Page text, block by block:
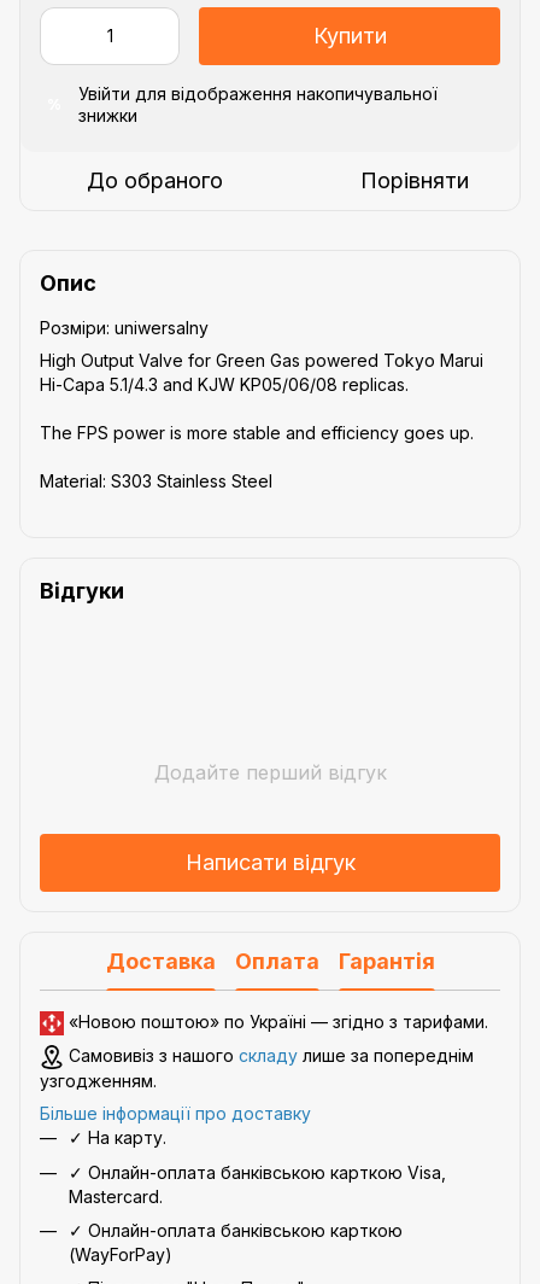
Купити
Увійти для відображення накопичувальної
знижки
До обраного Порівняти
Опис
Розміри: uniwersalny
High Output Valve for Green Gas powered Tokyo Marui
Hi-Capa 5.1/4.3 and KJW KP05/06/08 replicas.
The FPS power is more stable and efficiency goes up.
Material: S303 Stainless Steel
Відгуки
Додайте перший відгук
Написати відгук
Доставка Оплата Гарантія
«Новою поштою» по Україні — згідно з тарифами.
Самовивіз з нашого складу лише за попереднім
узгодженням.
Більше інформації про доставку
✓ На карту.
✓ Онлайн-оплата банківською карткою Visa,
Mastercard.
✓ Онлайн-оплата банківською карткою
(WayForPay)